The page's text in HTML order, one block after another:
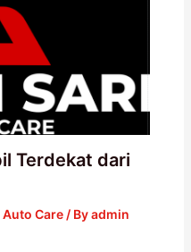
Terdekat dari
Care/ Byadmin